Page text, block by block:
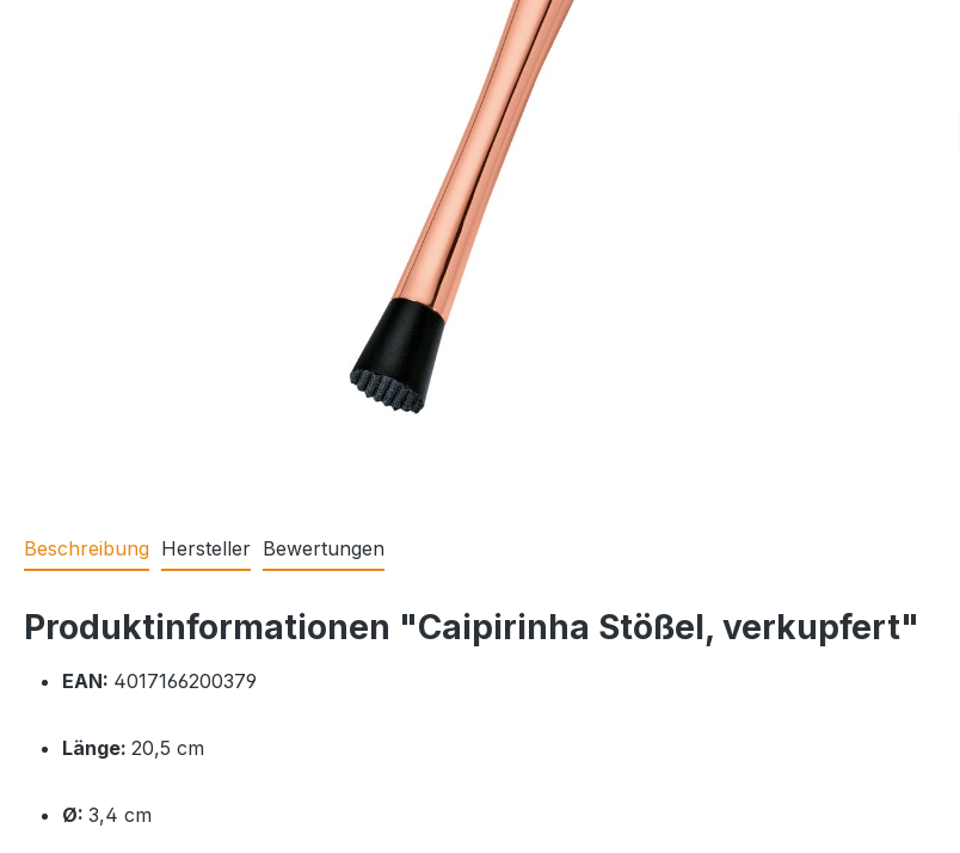
Beschreibung Hersteller Bewertungen
Produktinformationen "Caipirinha Stößel, verkupfert"
EAN: 4017166200379
Länge: 20,5 cm
Ø: 3,4 cm